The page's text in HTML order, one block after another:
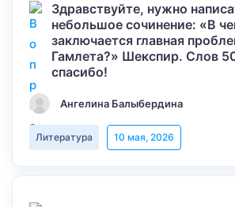
Здравствуйте, нужно
небольшое сочинение: «В
заключается главная
Гамлета?» Шекспир. Слов
спасибо!
Ангелина Балыбердина
Литература 10 мая, 2026